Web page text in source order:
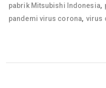
pabrik Mitsubishi Indonesia,
pandemi virus corona, virus